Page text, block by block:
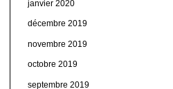
janvier 2020
décembre 2019
novembre 2019
octobre 2019
septembre 2019